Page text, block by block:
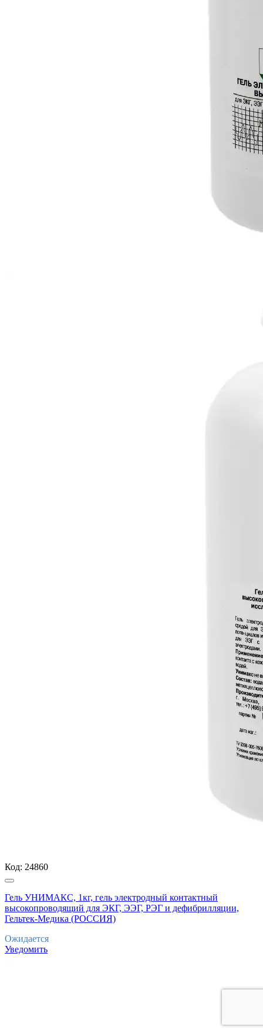
Код: 24860
Гель УНИМАКС, 1кг, гель электродный контактный
высокопроводящий для ЭКГ, ЭЭГ, РЭГ и дефибрилляции,
Гельтек-Медика (РОССИЯ)
Ожидается
Уведомить